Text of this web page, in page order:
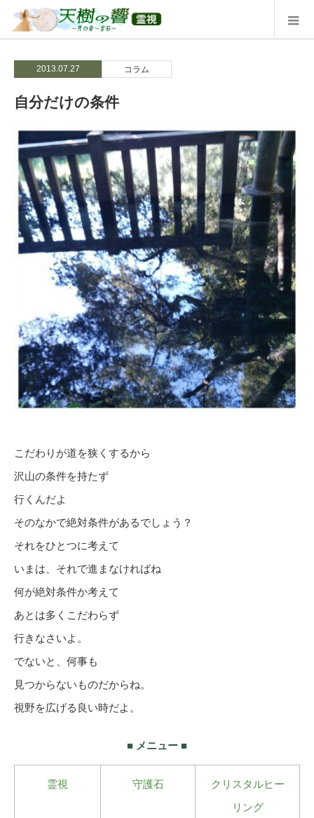
2013.07.27 コラム
自分だけの条件
こだわりが道を狭くするから
沢山の条件を持たず
行くんだよ
そのなかで絶対条件があるでしょう？
それをひとつに考えて
いまは、それで進まなければね
何が絶対条件か考えて
あとは多くこだわらず
行きなさいよ。
でないと、何事も
見つからないものだからね。
視野を広げる良い時だよ。
■ メニュー ■
霊視 守護石
クリスタルヒー
リング